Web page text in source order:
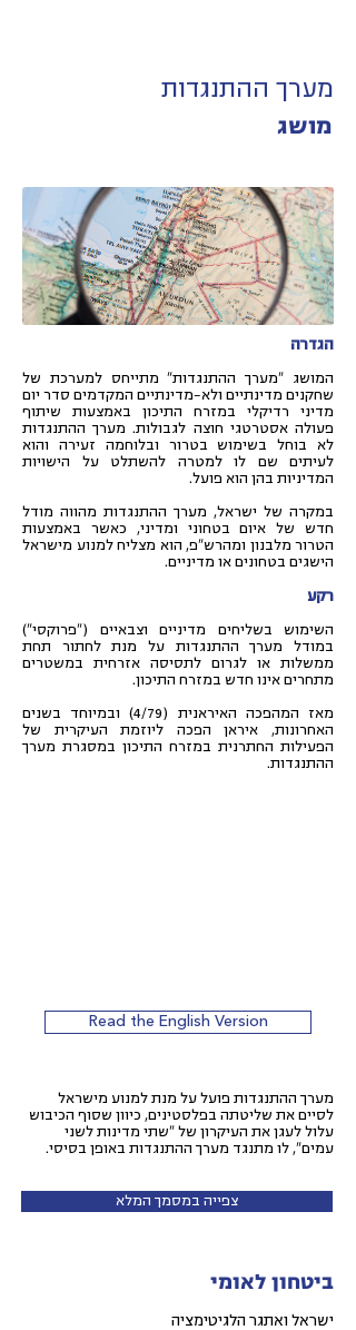
מערך ההתנגדות
מושג
הגדרה
המושג "מערך ההתנגדות" מתייחס למערכת של
שחקנים מדינתיים ולא-מדינתיים המקדמים סדר יום
מדיני רדיקלי במזרח התיכון באמצעות שיתוף
פעולה אסטרטגי חוצה לגבולות. מערך ההתנגדות
לא בוחל בשימוש בטרור ובלוחמה זעירה והוא
לעיתים שם לו למטרה להשתלט על הישויות
המדיניות בהן הוא פועל.
במקרה של ישראל, מערך ההתנגדות מהווה מודל
חדש של איום בטחוני ומדיני, כאשר באמצעות
הטרור מלבנון ומהרש"פ, הוא מצליח למנוע מישראל
הישגים בטחונים או מדיניים.
רקע
השימוש בשליחים מדיניים וצבאיים ("פרוקסי")
במודל מערך ההתנגדות על מנת לחתור תחת
ממשלות או לגרום לתסיסה אזרחית במשטרים
מתחרים אינו חדש במזרח התיכון.
מאז המהפכה האיראנית (4/79) ובמיוחד בשנים
האחרונות, איראן הפכה ליוזמת העיקרית של
הפעילות החתרנית במזרח התיכון במסגרת מערך
ההתנגדות.
Read the English Version
מערך ההתנגדות פועל על מנת למנוע מישראל
לסיים את שליטתה בפלסטינים, כיוון שסוף הכיבוש
עלול לעגן את העיקרון של "שתי מדינות לשני
עמים", לו מתנגד מערך ההתנגדות באופן בסיסי.
צפייה במסמך המלא
ביטחון לאומי
ישראל ואתגר הלגיטימציה